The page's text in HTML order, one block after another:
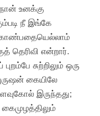
உனக்கு
நீ இங்கே
தெரிவி என்றார்.
சுற்றிலும் ஒரு
கையிலே
இருந்தது;